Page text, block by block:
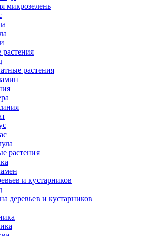
микрозелень
растения
растения
и кустарников
деревьев и кустарников